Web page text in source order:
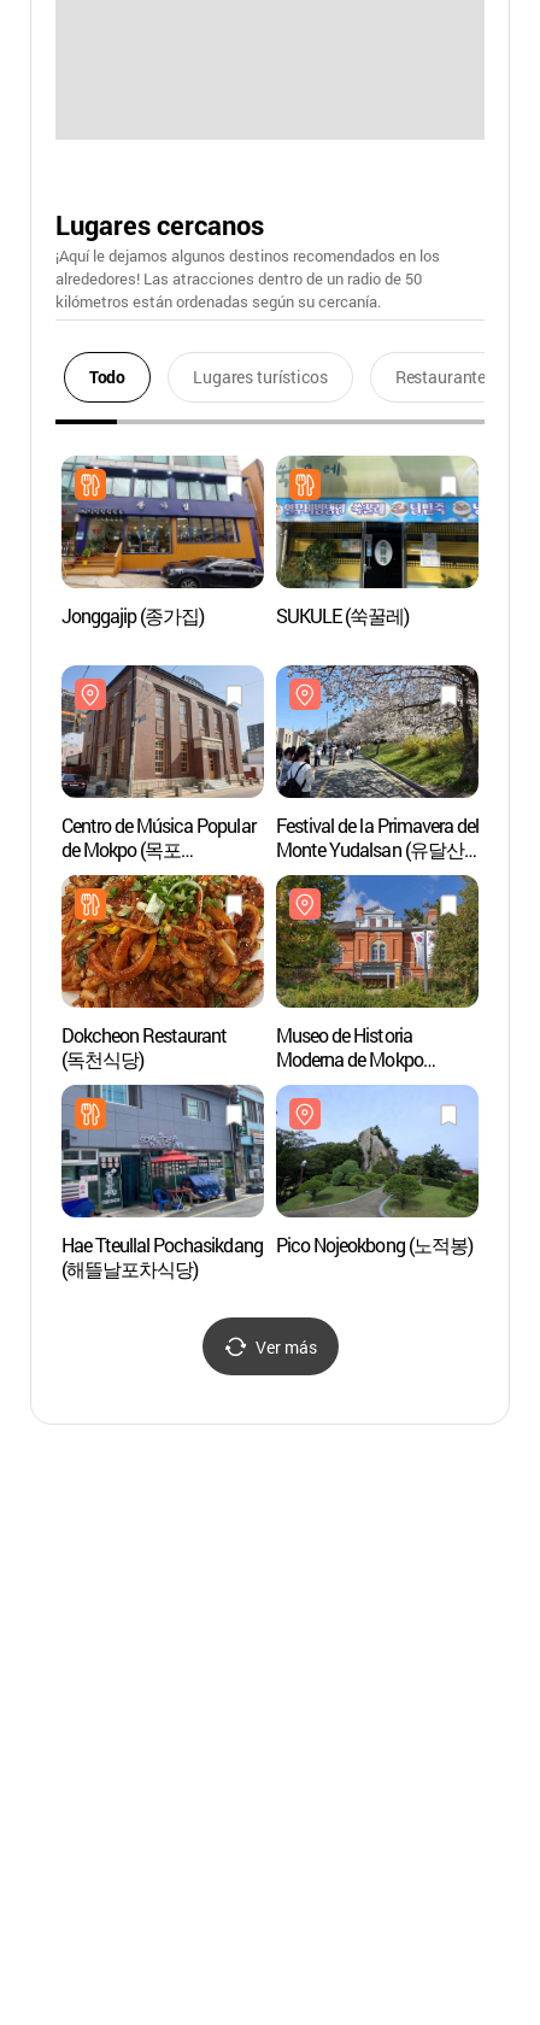
Lugares cercanos
¡Aquí le dejamos algunos destinos recomendados en los
alrededores! Las atracciones dentro de un radio de 50
kilómetros están ordenadas según su cercanía.
Todo Lugares turísticos Restaurantes
Jonggajip (종가집) SUKULE (쑥꿀레)
Centro de Música Popular
de Mokpo (목포
대중음악의 전당)
Festival de la Primavera del
Monte Yudalsan (유달산
봄축제)
Dokcheon Restaurant
(독천식당)
Museo de Historia
Moderna de Mokpo
(Pabellón 1)
(목포근대역사관 1관)
Hae Tteullal Pochasikdang
(해뜰날포차식당)
Pico Nojeokbong (노적봉)
Ver más